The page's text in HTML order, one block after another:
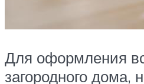
Для оформления
загородного дома,